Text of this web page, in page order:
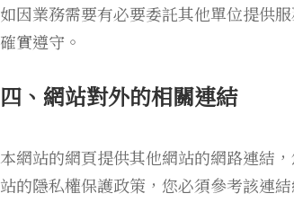
如因業務需要有必要委託其他單位提供
確實遵守。
四、網站對外的相關連結
本網站的網頁提供其他網站的網路連結
站的隱私權保護政策，您必須參考該連